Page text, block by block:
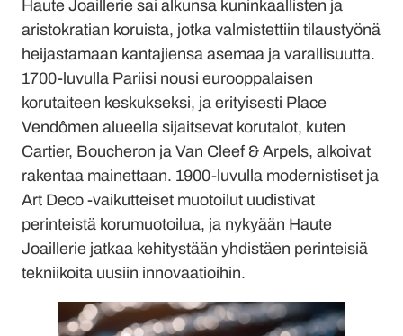
Haute Joaillerie sai alkunsa kuninkaallisten ja
aristokratian koruista, jotka valmistettiin tilaustyönä
heijastamaan kantajiensa asemaa ja varallisuutta.
1700-luvulla Pariisi nousi eurooppalaisen
korutaiteen keskukseksi, ja erityisesti Place
Vendômen alueella sijaitsevat korutalot, kuten
Cartier, Boucheron ja Van Cleef & Arpels, alkoivat
rakentaa mainettaan. 1900-luvulla modernistiset ja
Art Deco -vaikutteiset muotoilut uudistivat
perinteistä korumuotoilua, ja nykyään Haute
Joaillerie jatkaa kehitystään yhdistäen perinteisiä
tekniikoita uusiin innovaatioihin.